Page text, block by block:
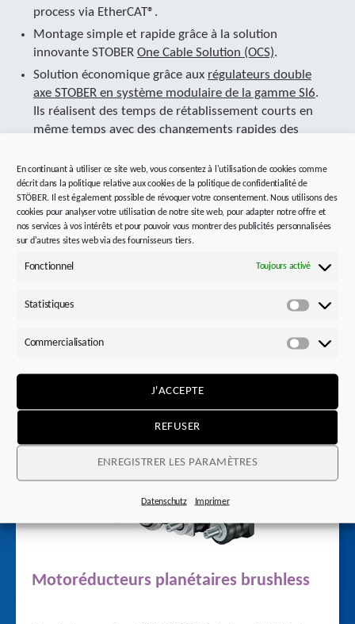
En continuant à utiliser ce site web, vous consentez à l'utilisation de cookies comme
décrit dans la politique relative aux cookies de la politique de confidentialité de
STÖBER. Il est également possible de révoquer votre consentement. Nous utilisons des
cookies pour analyser votre utilisation de notre site web, pour adapter notre offre et
nos services à vos intérêts et pour pouvoir vous montrer des publicités personnalisées
sur d'autres sites web via des fournisseurs tiers.
Fonctionnel Toujours activé
Statistiques
Commercialisation
J'ACCEPTE
REFUSER
ENREGISTRER LES PARAMÈTRES
Datenschutz Imprimer
process via EtherCAT®.
Montage simple et rapide grâce à la solution
innovante STOBER One Cable Solution (OCS).
Solution économique grâce aux régulateurs double
axe STOBER en système modulaire de la gamme SI6.
Ils réalisent des temps de rétablissement courts en
même temps avec des changements rapides des
charge.
Sécurité de la machine conformément à la norme.
fonction de sécurité STO (Safe Torque Off) est
certifiée conformément à la norme EN 13849-1 au
niveau de performance le plus élevé e (cat. 4).
Les techniciens de maintenance peuvent préparer
distance via Internet.
Ceci pourrait également vous
intéresser
Motoréducteurs planétaires brushless